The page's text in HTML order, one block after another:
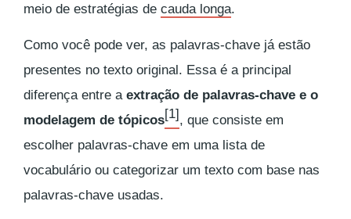
meio de estratégias de cauda longa.
Como você pode ver, as palavras-chave já estão
presentes no texto original. Essa é a principal
diferença entre a extração de palavras-chave e o
modelagem de tópicos[1], que consiste em
escolher palavras-chave em uma lista de
vocabulário ou categorizar um texto com base nas
palavras-chave usadas.